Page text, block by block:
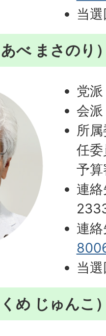
当
べ まさのり
党
会
所
任
予
連
連
当
め じゅんこ